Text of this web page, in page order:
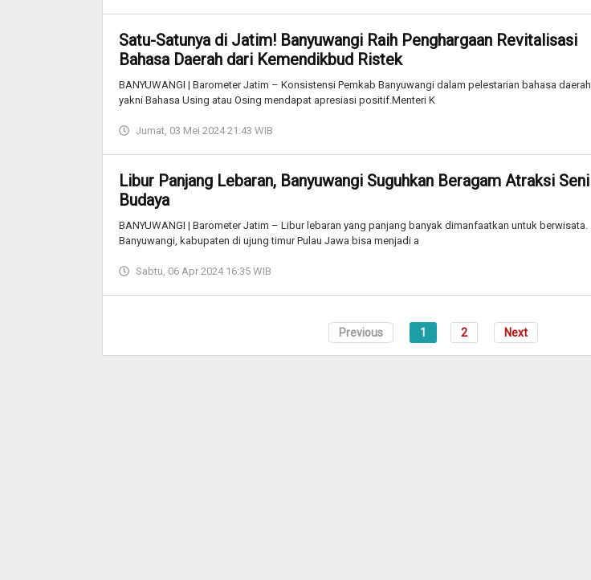
Satu-Satunya di Jatim! Banyuwangi Raih Penghargaan Revitalisasi
Bahasa Daerah dari Kemendikbud Ristek
BANYUWANGI | Barometer Jatim – Konsistensi Pemkab Banyuwangi dalam pelestarian bahasa daerah,
yakni Bahasa Using atau Osing mendapat apresiasi positif.Menteri K
Jumat, 03 Mei 2024 21:43 WIB
Libur Panjang Lebaran, Banyuwangi Suguhkan Beragam Atraksi Seni
Budaya
BANYUWANGI | Barometer Jatim – Libur lebaran yang panjang banyak dimanfaatkan untuk berwisata.
Banyuwangi, kabupaten di ujung timur Pulau Jawa bisa menjadi a
Sabtu, 06 Apr 2024 16:35 WIB
Previous 1 2 Next